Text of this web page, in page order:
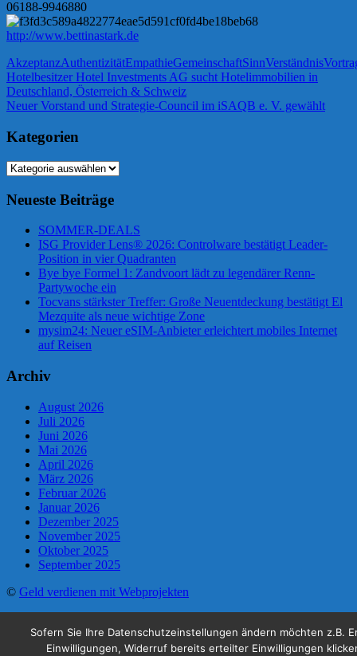
06188-9946880
http://www.bettinastark.de
AkzeptanzAuthentizitätEmpathieGemeinschaftSinnVerständnis
Beitragsnavigation
Vorheriger
Beitrag:
Hotelbesitzer Hotel Investments AG sucht Hotelimmobilien in
Deutschland, Österreich & Schweiz
Nächster
Neuer Vorstand und Strategie-Council im iSAQB e. V. gewählt
Kategorien
Kategorien
Neueste Beiträge
SOMMER-DEALS
ISG Provider Lens® 2026: Controlware bestätigt Leader-
Position in vier Quadranten
Bye bye Formel 1: Zandvoort lädt zu legendärer Renn-
Partywoche ein
Tocvans stärkster Treffer: Große Neuentdeckung bestätigt El
Mezquite als neue wichtige Zone
mysim24: Neuer eSIM-Anbieter erleichtert mobiles Internet
auf Reisen
Archiv
August 2026
Juli 2026
Juni 2026
Mai 2026
April 2026
März 2026
Februar 2026
Januar 2026
Dezember 2025
November 2025
Oktober 2025
September 2025
© Geld verdienen mit Webprojekten
Sofern Sie Ihre Datenschutzeinstellungen ändern möchten z.B.
Einwilligungen, Widerruf bereits erteilter Einwilligungen